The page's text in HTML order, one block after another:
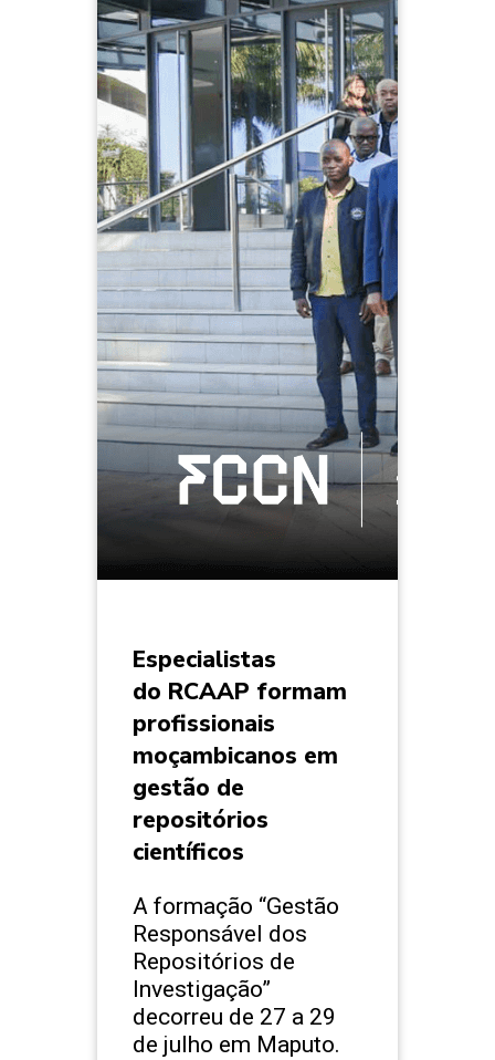
Especialistas
do RCAAP formam
profissionais
moçambicanos em
gestão de
repositórios
científicos
A formação “Gestão
Responsável dos
Repositórios de
Investigação”
decorreu de 27 a 29
de julho em Maputo.